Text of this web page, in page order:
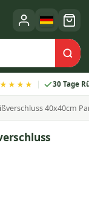
30 Tage
40x40cm